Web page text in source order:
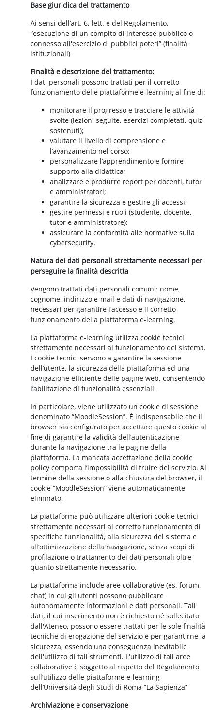
Base giuridica del trattamento
Ai sensi dell’art. 6, lett. e del Regolamento,
“esecuzione di un compito di interesse pubblico o
connesso all'esercizio di pubblici poteri” (finalità
istituzionali)
Finalità e descrizione del trattamento:
I dati personali possono trattati per il corretto
funzionamento delle piattaforme e-learning al fine di:
monitorare il progresso e tracciare le attività
svolte (lezioni seguite, esercizi completati, quiz
sostenuti);
valutare il livello di comprensione e
l’avanzamento nel corso;
personalizzare l’apprendimento e fornire
supporto alla didattica;
analizzare e produrre report per docenti, tutor
e amministratori;
garantire la sicurezza e gestire gli accessi;
gestire permessi e ruoli (studente, docente,
tutor e amministratore);
assicurare la conformità alle normative sulla
cybersecurity.
Natura dei dati personali strettamente necessari per
perseguire la finalità descritta
Vengono trattati dati personali comuni: nome,
cognome, indirizzo e-mail e dati di navigazione,
necessari per garantire l’accesso e il corretto
funzionamento della piattaforma e-learning.
La piattaforma e-learning utilizza cookie tecnici
strettamente necessari al funzionamento del sistema.
I cookie tecnici servono a garantire la sessione
dell’utente, la sicurezza della piattaforma ed una
navigazione efficiente delle pagine web, consentendo
l’abilitazione di funzionalità essenziali.
In particolare, viene utilizzato un cookie di sessione
denominato “MoodleSession”. È indispensabile che il
browser sia configurato per accettare questo cookie al
fine di garantire la validità dell’autenticazione
durante la navigazione tra le pagine della
piattaforma. La mancata accettazione della cookie
policy comporta l’impossibilità di fruire del servizio. Al
termine della sessione o alla chiusura del browser, il
cookie “MoodleSession” viene automaticamente
eliminato.
La piattaforma può utilizzare ulteriori cookie tecnici
strettamente necessari al corretto funzionamento di
specifiche funzionalità, alla sicurezza del sistema e
all’ottimizzazione della navigazione, senza scopi di
profilazione o trattamento dei dati personali oltre
quanto strettamente necessario.
La piattaforma include aree collaborative (es. forum,
chat) in cui gli utenti possono pubblicare
autonomamente informazioni e dati personali. Tali
dati, il cui inserimento non è richiesto né sollecitato
dall'Ateneo, possono essere trattati per le sole finalità
tecniche di erogazione del servizio e per garantirne la
sicurezza, essendo una conseguenza inevitabile
dell'utilizzo di tali strumenti. L'utilizzo di tali aree
collaborative è soggetto al rispetto del Regolamento
sull’utilizzo delle piattaforme e-learning
dell’Università degli Studi di Roma “La Sapienza”
Archiviazione e conservazione